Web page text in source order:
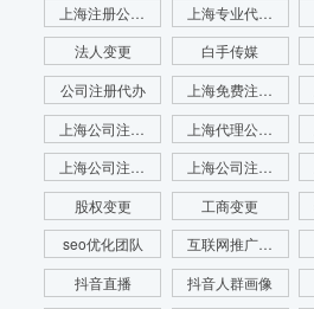
上海注册公司咨询
上海专业代理注册公司
法人变更
白手传媒
公司注册代办
上海免费注册公司
上海公司注册查名
上海代理公司注册
上海公司注册咨询
上海公司注册代理
股权变更
工商变更
seo优化团队
互联网推广公司
抖音直播
抖音人群画像